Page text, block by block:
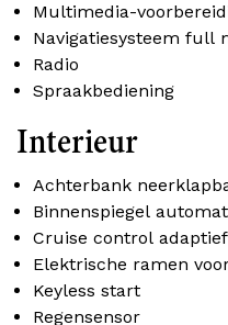
Multimedia-
Navigatiesysteem full
Radio
Spraakbediening
Interieur
Achterbank
Binnenspiegel
Cruise control
Elektrische ramen
Keyless start
Regensensor